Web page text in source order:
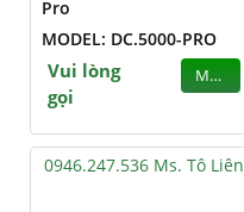
Pro
MODEL: DC.5000-PRO
Vui lòng
gọi
MUA
0946.247.536 Ms. Tô Liên